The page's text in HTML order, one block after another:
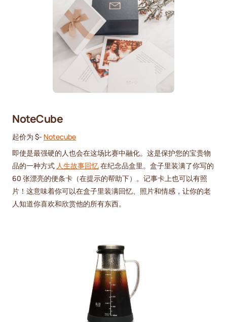
NoteCube
起价为 $- Notecube
即使是最强硬的人也会在这场比赛中融化。这是保护您的宝贵物
品的一种方式 人生故事回忆在纪念品盒里。盒子里装满了你写的
60 张漂亮的便条卡（在提示的帮助下）。记事卡上也可以有照
片！这意味着你可以在盒子里装满回忆、照片和情感，让你的老
人知道你喜欢和欣赏他的所有东西。